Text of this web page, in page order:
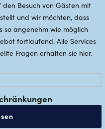
Besuch von Gästen mit
und wir möchten, dass
so angenehm wie möglich
fortlaufend. Alle Services
Fragen erhalten sie hier.